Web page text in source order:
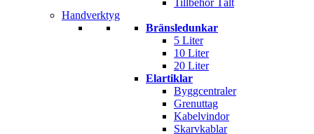
Tillbehör Tält
Handverktyg
Bränsledunkar
5 Liter
10 Liter
20 Liter
Elartiklar
Byggcentraler
Grenuttag
Kabelvindor
Skarvkablar